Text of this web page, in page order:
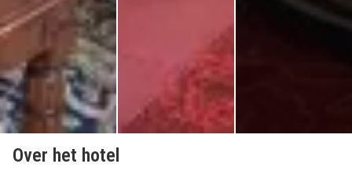
Over het hotel